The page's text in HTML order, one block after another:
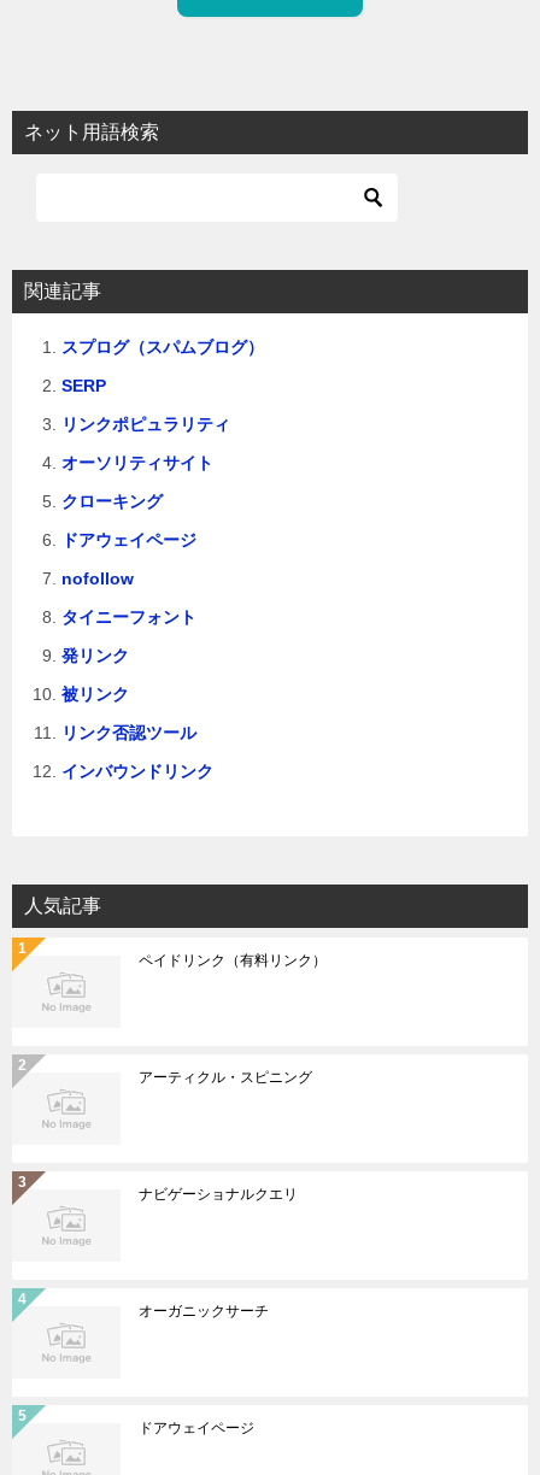
ネット用語検索
関連記事
スプログ（スパムブログ）
SERP
リンクポピュラリティ
オーソリティサイト
クローキング
ドアウェイページ
nofollow
タイニーフォント
発リンク
被リンク
リンク否認ツール
インバウンドリンク
人気記事
ペイドリンク（有料リンク）
アーティクル・スピニング
ナビゲーショナルクエリ
オーガニックサーチ
ドアウェイページ